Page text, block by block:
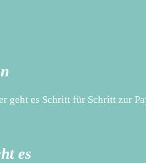
geht es Schritt für Schritt zur
es